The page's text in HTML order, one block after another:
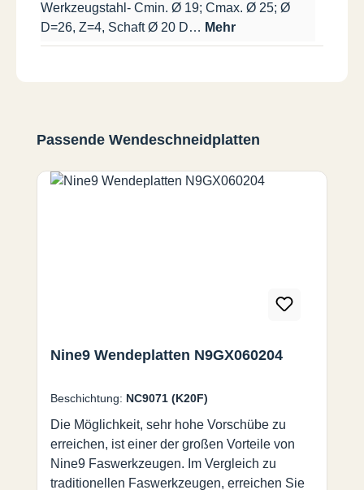
Werkzeugstahl- Cmin. Ø 19; Cmax. Ø 25; Ø
D=26, Z=4, Schaft Ø 20 D… Mehr
Produktgalerie überspringen
Passende Wendeschneidplatten
Nine9 Wendeplatten N9GX060204
Beschichtung: NC9071 (K20F)
Die Möglichkeit, sehr hohe Vorschübe zu
erreichen, ist einer der großen Vorteile von
Nine9 Faswerkzeugen. Im Vergleich zu
traditionellen Faswerkzeugen, erreichen Sie